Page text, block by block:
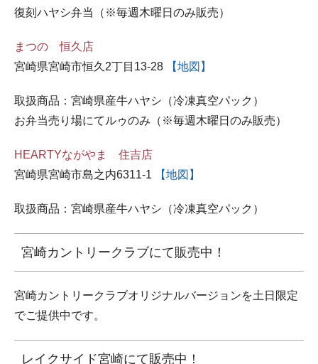
復刻ハヤシ弁当（※毎週木曜日のみ販売）
まつの 恒久店
宮崎県宮崎市恒久2丁目13-28
【地図】
取扱商品：宮崎県産牛ハヤシ（冷凍真空パック）
お弁当売り場にてルゥのみ（※毎週木曜日のみ販売）
HEARTYながやま 住吉店
宮崎県宮崎市島之内6311-1
【地図】
取扱商品：宮崎県産牛ハヤシ（冷凍真空パック）
宮崎カントリークラブにて販売中！
宮崎カントリークラブオリジナルバージョンを土日限定
でご提供中です。
レイクサイド宮崎にて販売中！